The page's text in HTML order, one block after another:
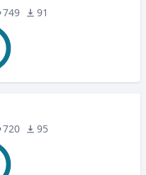
749 91
720 95